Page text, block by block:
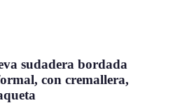
sudadera bordada
con cremallera,